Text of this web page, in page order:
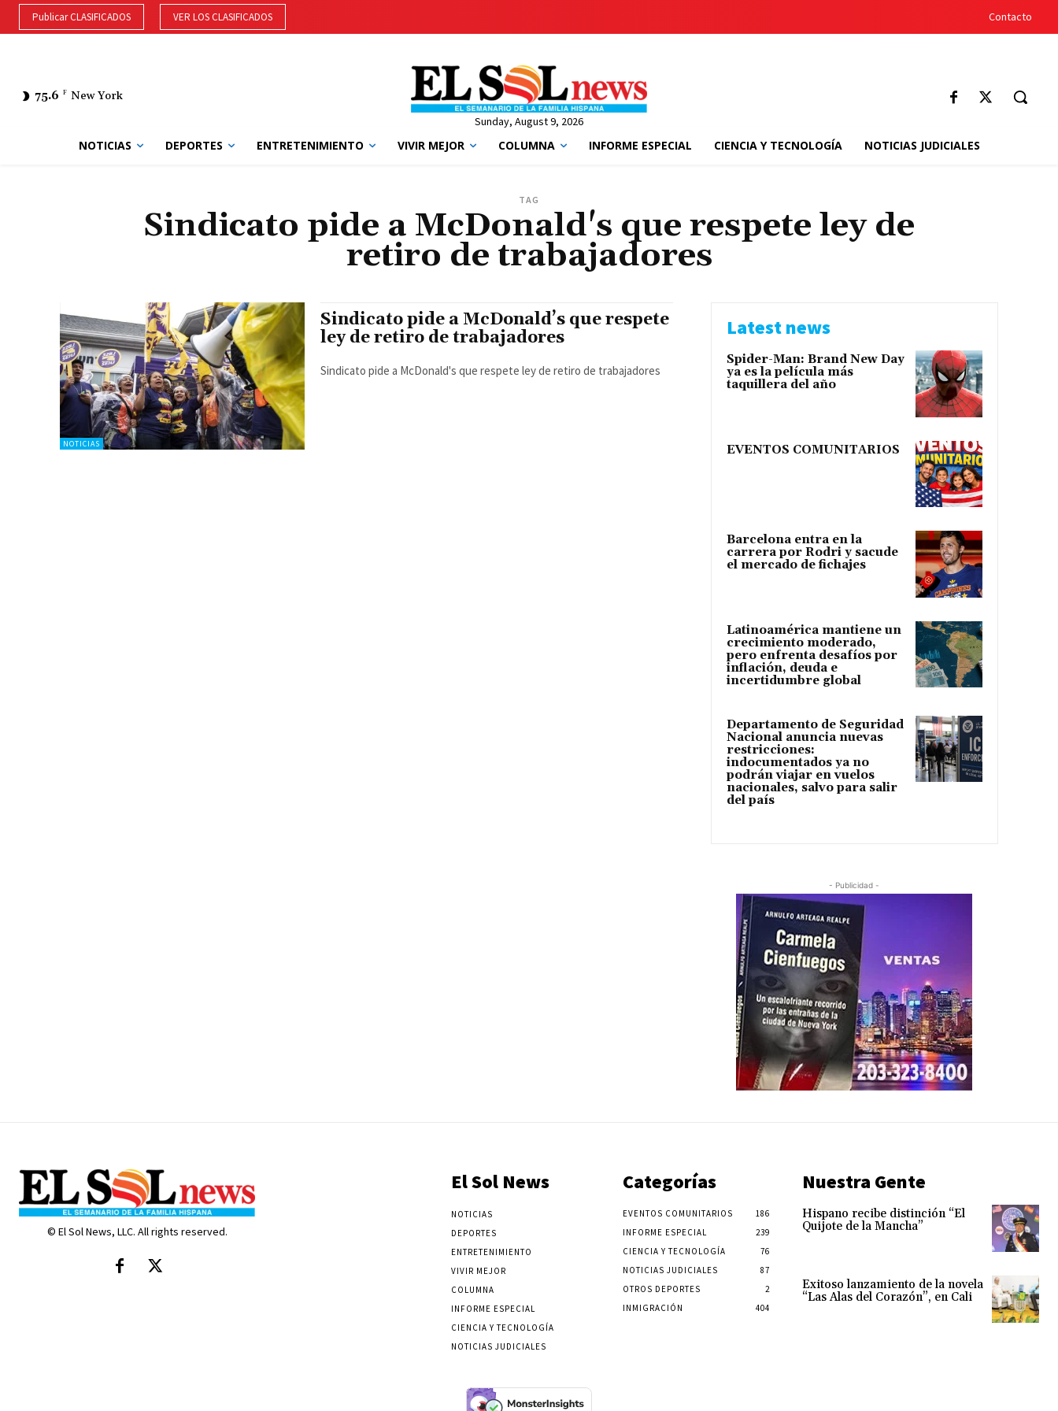
Publicar CLASIFICADOS VER LOS CLASIFICADOS Contacto
75.6 F New York
Sunday, August 9, 2026
NOTICIAS DEPORTES ENTRETENIMIENTO VIVIR MEJOR COLUMNA INFORME ESPECIAL CIENCIA Y TECNOLOGÍA NOTICIAS JUDICIALES
TAG
Sindicato pide a McDonald's que respete ley de
retiro de trabajadores
NOTICIAS
Sindicato pide a McDonald’s que respete
ley de retiro de trabajadores
Sindicato pide a McDonald's que respete ley de retiro de trabajadores
Latest news
Spider-Man: Brand New Day
ya es la película más
taquillera del año
EVENTOS COMUNITARIOS
Barcelona entra en la
carrera por Rodri y sacude
el mercado de fichajes
Latinoamérica mantiene un
crecimiento moderado,
pero enfrenta desafíos por
inflación, deuda e
incertidumbre global
Departamento de Seguridad
Nacional anuncia nuevas
restricciones:
indocumentados ya no
podrán viajar en vuelos
nacionales, salvo para salir
del país
- Publicidad -
© El Sol News, LLC. All rights reserved.
El Sol News
NOTICIAS
DEPORTES
ENTRETENIMIENTO
VIVIR MEJOR
COLUMNA
INFORME ESPECIAL
CIENCIA Y TECNOLOGÍA
NOTICIAS JUDICIALES
Categorías
EVENTOS COMUNITARIOS
186
INFORME ESPECIAL
239
CIENCIA Y TECNOLOGÍA
76
NOTICIAS JUDICIALES
87
OTROS DEPORTES
2
INMIGRACIÓN
404
Nuestra Gente
Hispano recibe distinción “El
Quijote de la Mancha”
Exitoso lanzamiento de la novela
“Las Alas del Corazón”, en Cali